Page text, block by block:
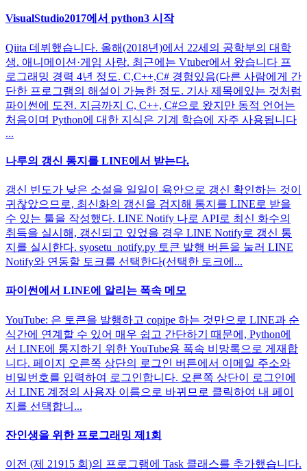
VisualStudio2017에서 python3 시작
Qiita 데뷔했습니다. 올해(2018년)에서 22세의 공학부의 대학
생. 애니메이션·게임 사랑. 최근에는 Vtuber에서 왔습니다 프
로그래밍 경력 4년 정도. C,C++,C# 경험있음(다른 사람에게 간
단한 프로그램의 해설이 가능한 정도. 기사 제목에있는 것처럼
파이썬에 도전. 지금까지 C, C++, C#으로 왔지만 동적 언어는
처음이며 Python에 대한 지식은 기계 학습에 자주 사용됩니다
...
나루의 갱신 통지를 LINE에서 받는다.
갱신 빈도가 낮은 소설을 일일이 육안으로 갱신 확인하는 것이
귀찮았으므로, 최신화의 갱신을 검지해 통지를 LINE로 받을
수 있는 툴을 작성했다. LINE Notify 나로 API로 최신 화수의
취득을 실시해, 갱신되고 있었을 경우 LINE Notify로 갱신 통
지를 실시한다. syosetu_notify.py 토큰 발행 버튼을 눌러 LINE
Notify와 연동할 토크를 선택한다(선택한 토크에...
파이썬에서 LINE에 알리는 폭속 메모
YouTube: 은 토큰을 발행하고 copipe 하는 것만으로 LINE과 순
식간에 연계할 수 있어 매우 쉽고 간단하기 때문에, Python에
서 LINE에 통지하기 위한 YouTube용 폭속 비망록으로 게재합
니다. 페이지 오른쪽 상단의 로그인 버튼에서 이메일 주소와
비밀번호를 입력하여 로그인합니다. 오른쪽 상단이 로그인에
서 LINE 계정의 사용자 이름으로 바뀌므로 클릭하여 내 페이
지를 선택합니...
잔인생을 위한 프로그래밍 제1회
이전 (제 21915 회)의 프로그램에 Task 클래스를 추가했습니다.